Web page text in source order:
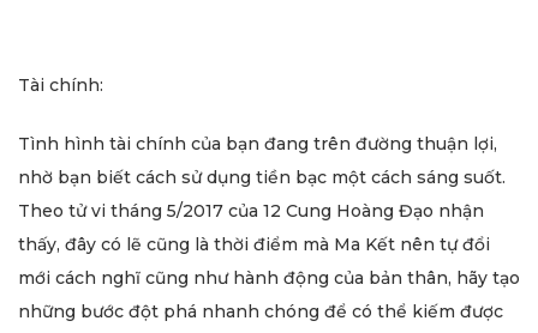
Tài chính:
Tình hình tài chính của bạn đang trên đường thuận lợi,
nhờ bạn biết cách sử dụng tiền bạc một cách sáng suốt.
Theo tử vi tháng 5/2017 của 12 Cung Hoàng Đạo nhận
thấy, đây có lẽ cũng là thời điểm mà Ma Kết nên tự đổi
mới cách nghĩ cũng như hành động của bản thân, hãy tạo
những bước đột phá nhanh chóng để có thể kiếm được